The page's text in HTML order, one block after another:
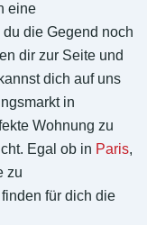
eine
die Gegend noch
dir zur Seite und
dich auf uns
in
Wohnung zu
Egal ob in Paris,
zu
für dich die